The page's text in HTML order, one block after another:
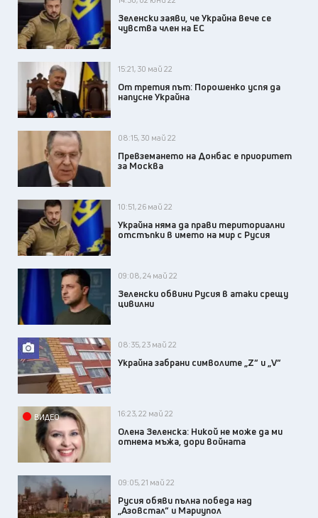
Зеленски заяви, че Украйна вече се
чувства член на ЕС
15:21, 30 май 22
От третия път: Порошенко успя да
напусне Украйна
08:15, 30 май 22
Превземането на Донбас е приоритет
за Москва
10:51, 26 май 22
Украйна няма да прави териториални
отстъпки в името на мир с Русия
09:08, 24 май 22
Зеленски обвини Русия в атаки срещу
цивилни
08:35, 23 май 22
Украйна забрани символите „Z“ и „V“
ВИДЕО 16:23, 22 май 22
Олена Зеленска: Никой не може да ми
отнема мъжа, дори войната
09:05, 21 май 22
Русия обяви пълна победа над
„Азовстал“ и Мариупол